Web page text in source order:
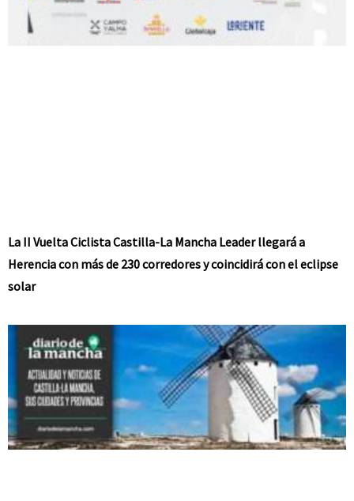
La II Vuelta Ciclista Castilla-La Mancha Leader llegará a
Herencia con más de 230 corredores y coincidirá con el eclipse
solar